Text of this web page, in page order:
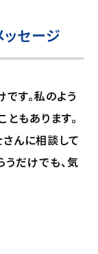
セージ
す。私のよう
もあります。
んに相談して
うだけでも、気